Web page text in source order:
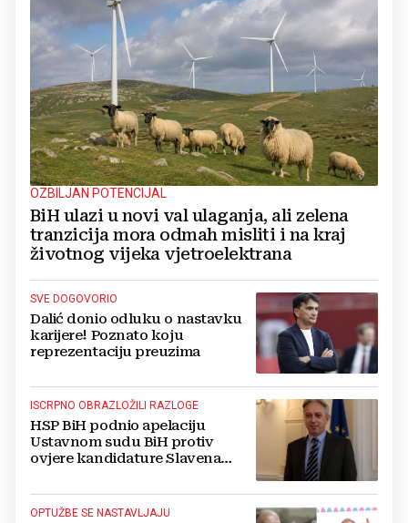
OZBILJAN POTENCIJAL
BiH ulazi u novi val ulaganja, ali zelena
tranzicija mora odmah misliti i na kraj
životnog vijeka vjetroelektrana
SVE DOGOVORIO
Dalić donio odluku o nastavku
karijere! Poznato koju
reprezentaciju preuzima
ISCRPNO OBRAZLOŽILI RAZLOGE
HSP BiH podnio apelaciju
Ustavnom sudu BiH protiv
ovjere kandidature Slavena
OPTUŽBE SE NASTAVLJAJU